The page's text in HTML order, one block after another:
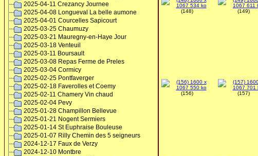
2025-04-11 Crezancy Journee
2025-04-08 Longueval La belle aumone
2025-04-01 Courcelles Sapicourt
2025-03-25 Chaumuzy
2025-03-21 Mauregny-en-Haye Jour
2025-03-18 Venteuil
2025-03-11 Boursault
2025-03-08 Repas Ferme de Preles
2025-03-04 Cormicy
2025-02-25 Pontfaverger
2025-02-18 Faverolles et Coemy
2025-02-11 Chamery Vin chaud
2025-02-04 Pevy
2025-01-28 Champillon Bellevue
2025-01-21 Nogent Sermiers
2025-01-14 St Euphraise Bouleuse
2025-01-07 Rilly Chemin des 5 seigneurs
2024-12-17 Faux de Verzy
2024-12-10 Montbre
(148) (149)
(156) (157)